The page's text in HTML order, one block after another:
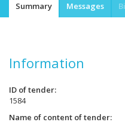
Summary Messages
Information
ID of tender
1584
Name of content of tender